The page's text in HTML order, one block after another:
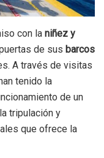
con la niñez y
de sus barcos
A través de visitas
tenido la
de un
tripulación y
que ofrece la